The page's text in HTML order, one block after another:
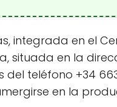
integrada en el
situada en la
teléfono +34
en la